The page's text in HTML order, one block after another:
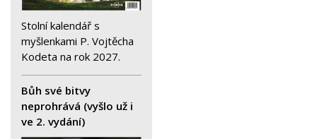
Stolní kalendář s
myšlenkami P. Vojtěcha
Kodeta na rok 2027.
Bůh své bitvy
neprohrává (vyšlo už i
ve 2. vydání)